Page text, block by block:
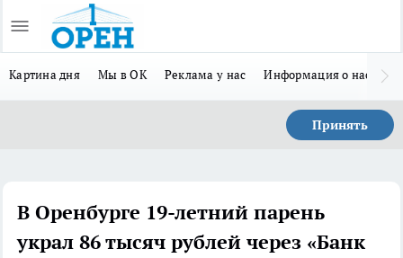
Картина дня Мы в ОК Реклама у нас Информация о нас
Принять
В Оренбурге 19-летний парень
украл 86 тысяч рублей через «Банк